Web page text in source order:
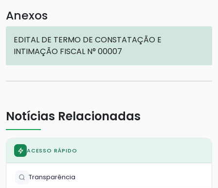
Anexos
EDITAL DE TERMO DE CONSTATAÇÃO E
INTIMAÇÃO FISCAL N° 00007
Notícias Relacionadas
ACESSO RÁPIDO
Transparência